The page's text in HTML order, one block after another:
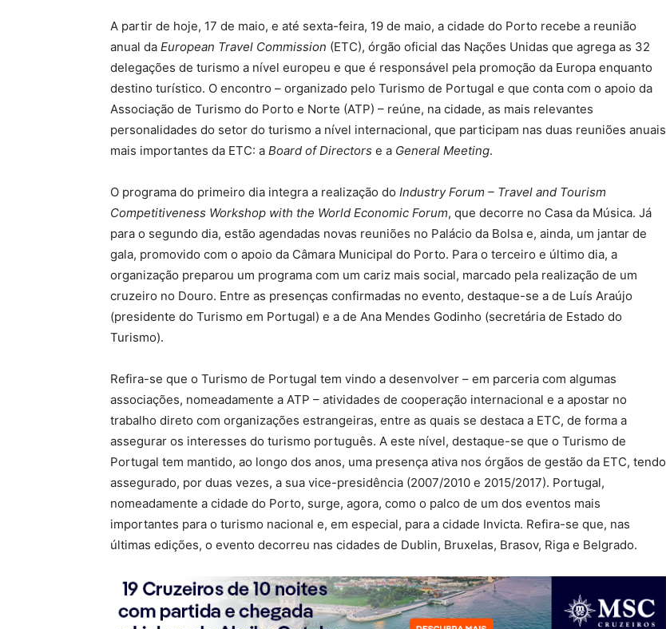
A partir de hoje, 17 de maio, e até sexta-feira, 19 de maio, a cidade do Porto recebe a reunião
anual da European Travel Commission (ETC), órgão oficial das Nações Unidas que agrega as 32
delegações de turismo a nível europeu e que é responsável pela promoção da Europa enquanto
destino turístico. O encontro – organizado pelo Turismo de Portugal e que conta com o apoio da
Associação de Turismo do Porto e Norte (ATP) – reúne, na cidade, as mais relevantes
personalidades do setor do turismo a nível internacional, que participam nas duas reuniões anuais
mais importantes da ETC: a Board of Directors e a General Meeting.
O programa do primeiro dia integra a realização do Industry Forum – Travel and Tourism
Competitiveness Workshop with the World Economic Forum, que decorre no Casa da Música. Já
para o segundo dia, estão agendadas novas reuniões no Palácio da Bolsa e, ainda, um jantar de
gala, promovido com o apoio da Câmara Municipal do Porto. Para o terceiro e último dia, a
organização preparou um programa com um cariz mais social, marcado pela realização de um
cruzeiro no Douro. Entre as presenças confirmadas no evento, destaque-se a de Luís Araújo
(presidente do Turismo em Portugal) e a de Ana Mendes Godinho (secretária de Estado do
Turismo).
Refira-se que o Turismo de Portugal tem vindo a desenvolver – em parceria com algumas
associações, nomeadamente a ATP – atividades de cooperação internacional e a apostar no
trabalho direto com organizações estrangeiras, entre as quais se destaca a ETC, de forma a
assegurar os interesses do turismo português. A este nível, destaque-se que o Turismo de
Portugal tem mantido, ao longo dos anos, uma presença ativa nos órgãos de gestão da ETC, tendo
assegurado, por duas vezes, a sua vice-presidência (2007/2010 e 2015/2017). Portugal,
nomeadamente a cidade do Porto, surge, agora, como o palco de um dos eventos mais
importantes para o turismo nacional e, em especial, para a cidade Invicta. Refira-se que, nas
últimas edições, o evento decorreu nas cidades de Dublin, Bruxelas, Brasov, Riga e Belgrado.